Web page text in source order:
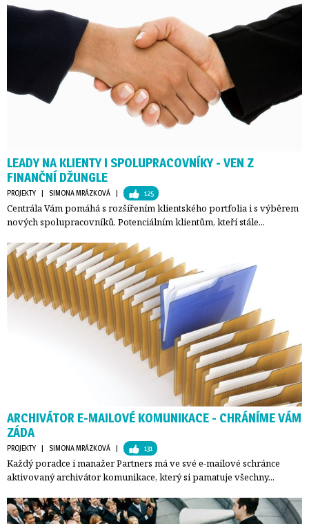
LEADY NA KLIENTY I SPOLUPRACOVNÍKY - VEN Z
FINANČNÍ DŽUNGLE
PROJEKTY | SIMONA MRÁZKOVÁ | 125
Centrála Vám pomáhá s rozšířením klientského portfolia i s výběrem
nových spolupracovníků. Potenciálním klientům, kteří stále...
ARCHIVÁTOR E-MAILOVÉ KOMUNIKACE - CHRÁNÍME VÁM
ZÁDA
PROJEKTY | SIMONA MRÁZKOVÁ | 131
Každý poradce i manažer Partners má ve své e-mailové schránce
aktivovaný archivátor komunikace, který si pamatuje všechny...